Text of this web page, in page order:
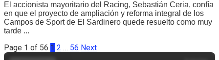
El accionista mayoritario del Racing, Sebastián Ceria, confía
en que el proyecto de ampliación y reforma integral de los
Campos de Sport de El Sardinero quede resuelto como muy
tarde ...
Page 1 of 56 1 2 … 56 Next